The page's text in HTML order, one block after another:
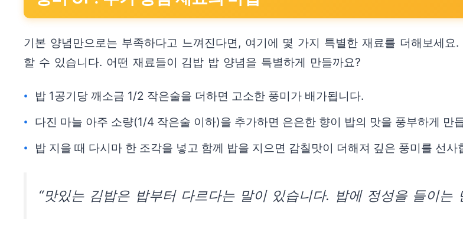
기본 양념만으로는 부족하다고 느껴진다면, 여기에 몇 가지 특별한 재료를 더해보세
할 수 있습니다. 어떤 재료들이 김밥 밥 양념을 특별하게 만들까요?
밥 1공기당 깨소금 1/2 작은술을 더하면 고소한 풍미가 배가됩니다.
다진 마늘 아주 소량(1/4 작은술 이하)을 추가하면 은은한 향이 밥의 맛을 풍부하게 만
밥 지을 때 다시마 한 조각을 넣고 함께 밥을 지으면 감칠맛이 더해져 깊은 풍미를 선사
“맛있는 김밥은 밥부터 다르다는 말이 있습니다. 밥에 정성을 들이는